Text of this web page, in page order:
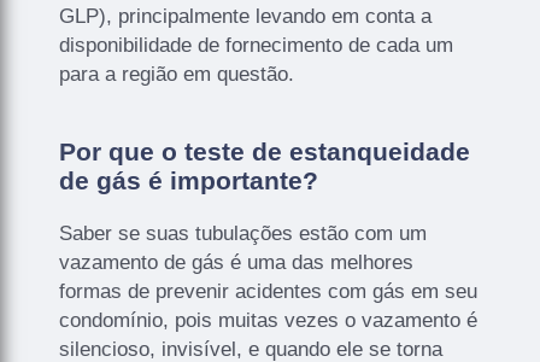
GLP), principalmente levando em conta a
disponibilidade de fornecimento de cada um
para a região em questão.
Por que o teste de estanqueidade
de gás é importante?
Saber se suas tubulações estão com um
vazamento de gás é uma das melhores
formas de prevenir acidentes com gás em seu
condomínio, pois muitas vezes o vazamento é
silencioso, invisível, e quando ele se torna